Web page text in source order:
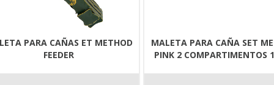
PARA CAÑAS ET METHOD
FEEDER
MALETA PARA CAÑA SET
PINK 2 COMPARTIMENTOS